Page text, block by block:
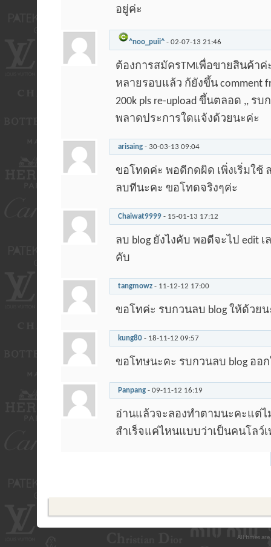
อยู่ค่ะ
^noo_puii^- 02-07-13 21:46
ต้องการสมัครTMเพื่อขายสินค้า
หลายรอบแล้ว ก้ยังขึ้น comment
200k pls re-upload ขึ้นตลอด ,, ร
พลาดประการใดแจ้งด้วยนะค่ะ
arisaing- 30-03-13 09:04
ขอโทดค่ะ พอดีกดผิด เพิ่งเริ่มใช้
ลบทีนะคะ ขอโทดจริงๆค่ะ
Chaiwat9999- 15-01-13 17:12
ลบ blog ยังไงคับ พอดีจะไป edit
คับ
tangmowz- 11-12-12 17:00
ขอโทค่ะ รบกวนลบ blog ให้ด้วย
kung80- 18-11-12 09:57
ขอโทษนะคะ รบกวนลบ blog ออ
Panpang- 09-11-12 16:19
อ่านแล้วจะลองทำตามนะคะแต่ไ
สำเร็จแค่ไหนแบบว่าเป็นคนโลว์
All times